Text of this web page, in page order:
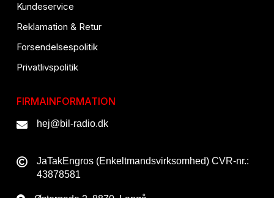
Kundeservice
Reklamation & Retur
Forsendelsespolitik
Privatlivspolitik
FIRMAINFORMATION
hej@bil-radio.dk
JaTakEngros (Enkeltmandsvirksomhed) CVR-nr.:
43878581